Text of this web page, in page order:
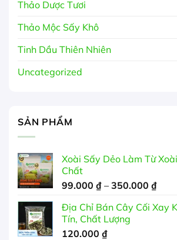
Thảo Dược Tươi
Thảo Mộc Sấy Khô
Tinh Dầu Thiên Nhiên
Uncategorized
SẢN PHẨM
Xoài Sấy Dẻo Làm Từ
Chất
99.000 ₫ – 350.000 ₫
từ
Địa Chỉ Bán Cây Cối Xay
Tín, Chất Lượng
120.000 ₫